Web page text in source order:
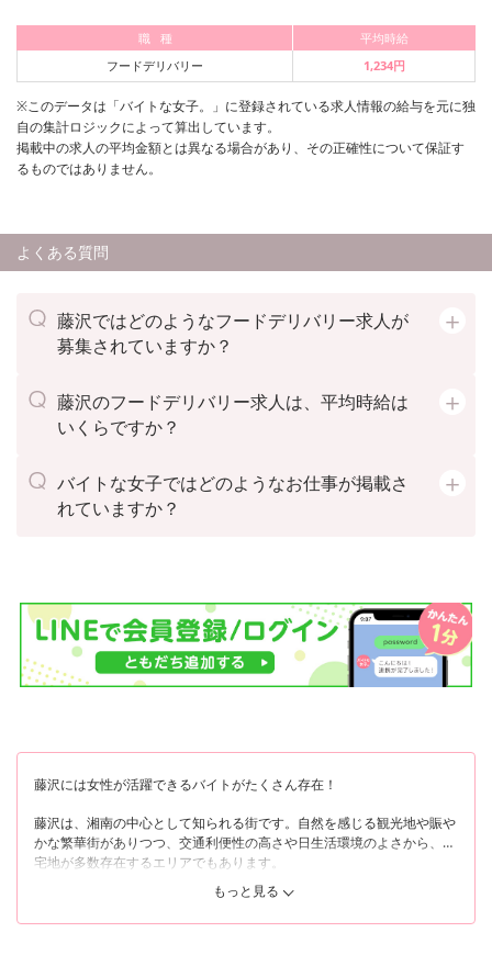
職 種
平均時給
フードデリバリー
1,234円
※このデータは「バイトな女子。」に登録されている求人情報の給与を元に独
自の集計ロジックによって算出しています。
掲載中の求人の平均金額とは異なる場合があり、その正確性について保証す
るものではありません。
よくある質問
藤沢ではどのようなフードデリバリー求人が
募集されていますか？
藤沢のフードデリバリー求人は、平均時給は
いくらですか？
バイトな女子ではどのようなお仕事が掲載さ
れていますか？
藤沢には女性が活躍できるバイトがたくさん存在！
藤沢は、湘南の中心として知られる街です。自然を感じる観光地や賑や
かな繁華街がありつつ、交通利便性の高さや日生活環境のよさから、住
宅地が多数存在するエリアでもあります。
そんな藤沢は、エリアごとの雰囲気が若干異なっています。まず、藤沢
駅南口に位置する「南藤沢」は自然をほどよく感じつつ、大型ショッピ
ングモールを中心とした買い物スポット、カフェ、美容院などが多数存
もっと見る